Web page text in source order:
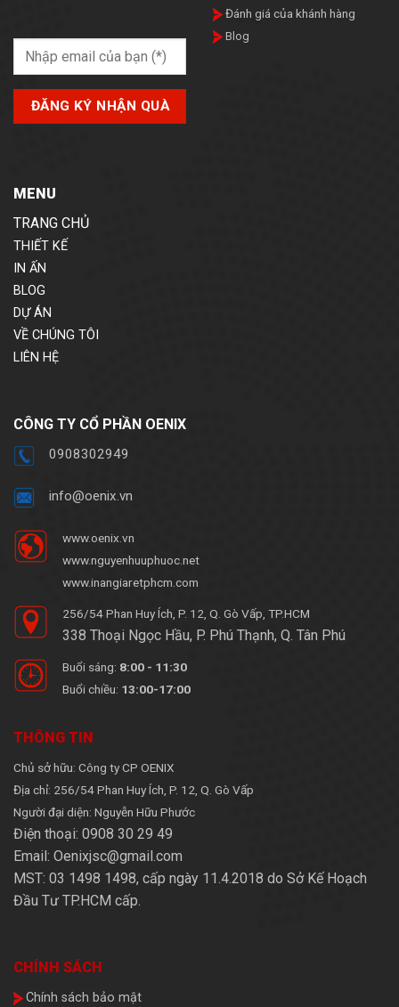
Đánh giá của khánh hàng
Blog
MENU
TRANG CHỦ
THIẾT KẾ
IN ẤN
BLOG
DỰ ÁN
VỀ CHÚNG TÔI
LIÊN HỆ
CÔNG TY CỔ PHẦN OENIX
0908302949
info@oenix.vn
www.oenix.vn
www.nguyenhuuphuoc.net
www.inangiaretphcm.com
256/54 Phan Huy Ích, P. 12, Q. Gò Vấp, TP.HCM
338 Thoại Ngọc Hầu, P. Phú Thạnh, Q. Tân Phú
Buổi sáng: 8:00 - 11:30
Buổi chiều: 13:00-17:00
THÔNG TIN
Chủ sở hữu: Công ty CP OENIX
Địa chỉ: 256/54 Phan Huy Ích, P. 12, Q. Gò Vấp
Người đại diện: Nguyễn Hữu Phước
Điện thoại: 0908 30 29 49
Email: Oenixjsc@gmail.com
MST: 03 1498 1498, cấp ngày 11.4.2018 do Sở Kế Hoạch
Đầu Tư TP.HCM cấp.
CHÍNH SÁCH
Chính sách bảo mật